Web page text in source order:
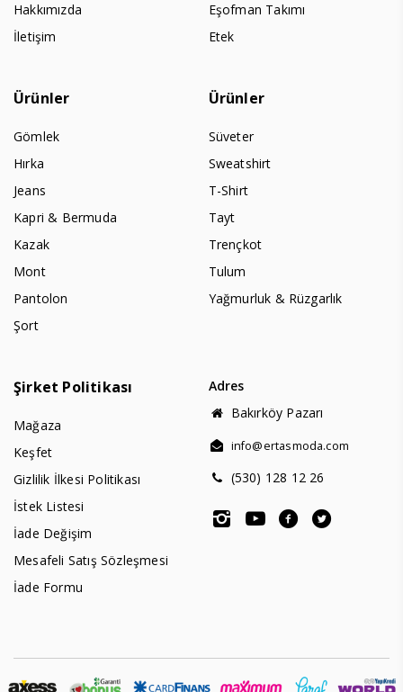
Hakkımızda
İletişim
Eşofman Takımı
Etek
Ürünler
Gömlek
Hırka
Jeans
Kapri & Bermuda
Kazak
Mont
Pantolon
Şort
Ürünler
Süveter
Sweatshirt
T-Shirt
Tayt
Trençkot
Tulum
Yağmurluk & Rüzgarlık
Şirket Politikası
Mağaza
Keşfet
Gizlilik İlkesi Politikası
İstek Listesi
İade Değişim
Mesafeli Satış Sözleşmesi
İade Formu
Adres
Bakırköy Pazarı
info@ertasmoda.com
(530) 128 12 26